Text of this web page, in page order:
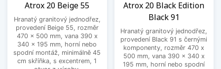
Atrox 20 Beige 55
Hranatý granitový jednodřez,
provedení Beige 55, rozměr
470 x 500 mm, vana 390 x
340 x 195 mm, horní nebo
spodní montáž, minimálně 45
cm skříňka, s excentrem, 1
Atrox 20 Black Edition
Black 91
Hranatý granitový jednodřez,
provedení Black 91 s černými
komponenty, rozměr 470 x
500 mm, vana 390 x 340 x
195 mm, horní nebo spodní